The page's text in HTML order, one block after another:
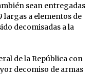
sean entregadas
largas a elementos de
decomisadas a la
de la República con
decomiso de armas